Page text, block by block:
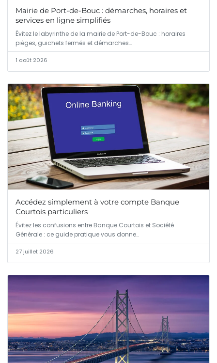
Mairie de Port-de-Bouc : démarches, horaires et
services en ligne simplifiés
Évitez le labyrinthe de la mairie de Port-de-Bouc : horaires
pièges, guichets fermés et démarches…
1 août 2026
Accédez simplement à votre compte Banque
Courtois particuliers
Évitez les confusions entre Banque Courtois et Société
Générale : ce guide pratique vous donne…
27 juillet 2026